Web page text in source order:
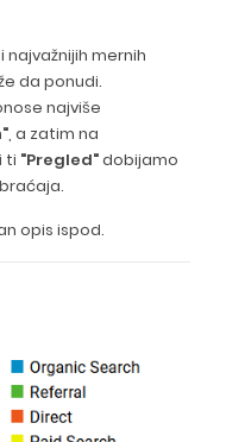
mernih
da ponudi.
najviše
, a zatim na
ti "Pregled"dobijamo
opis ispod.